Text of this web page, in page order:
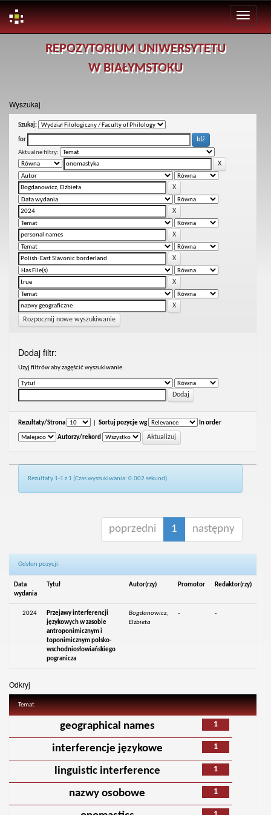
REPOZYTORIUM UNIWERSYTETU
W BIAŁYMSTOKU
Wyszukaj
Szukaj:
for
Aktualne filtry:
Rozpocznij nowe wyszukiwanie
Dodaj filtr:
Uzyj filtrów aby zagęścić wyszukiwanie.
Rezultaty/Strona Sortuj pozycje wg In order
Autorzy/rekord
Rezultaty 1-1 z 1 (Czas wyszukiwania: 0.002 sekund).
poprzedni 1 następny
Odsłon pozycji:
Data
wydania
Tytuł Autor(rzy) Promotor Redaktor(rzy)
2024
Przejawy interferencji
językowych w zasobie
antroponimicznym i
toponimicznym polsko-
wschodniosłowiańskiego
pogranicza
Bogdanowicz,
Elżbieta
- -
Odkryj
Temat
1
geographical names
1
interferencje językowe
1
linguistic interference
1
nazwy osobowe